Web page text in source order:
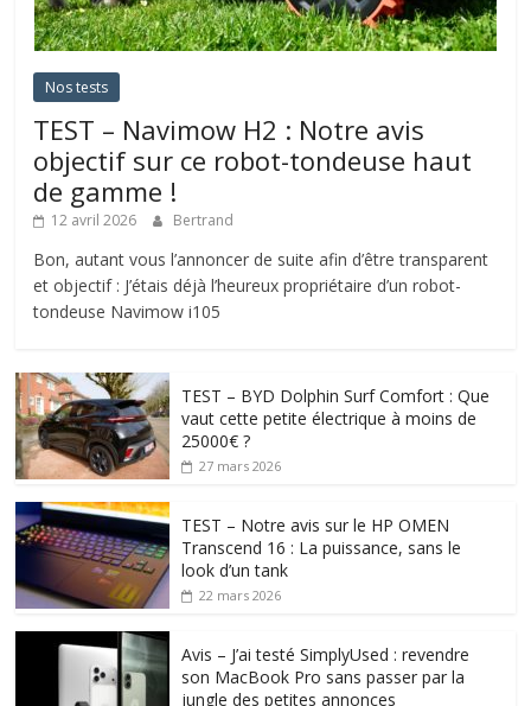
Nos tests
TEST – Navimow H2 : Notre avis
objectif sur ce robot-tondeuse haut
de gamme !
12 avril 2026 Bertrand
Bon, autant vous l’annoncer de suite afin d’être transparent
et objectif : J’étais déjà l’heureux propriétaire d’un robot-
tondeuse Navimow i105
TEST – BYD Dolphin Surf Comfort : Que
vaut cette petite électrique à moins de
25000€ ?
27 mars 2026
TEST – Notre avis sur le HP OMEN
Transcend 16 : La puissance, sans le
look d’un tank
22 mars 2026
Avis – J’ai testé SimplyUsed : revendre
son MacBook Pro sans passer par la
jungle des petites annonces